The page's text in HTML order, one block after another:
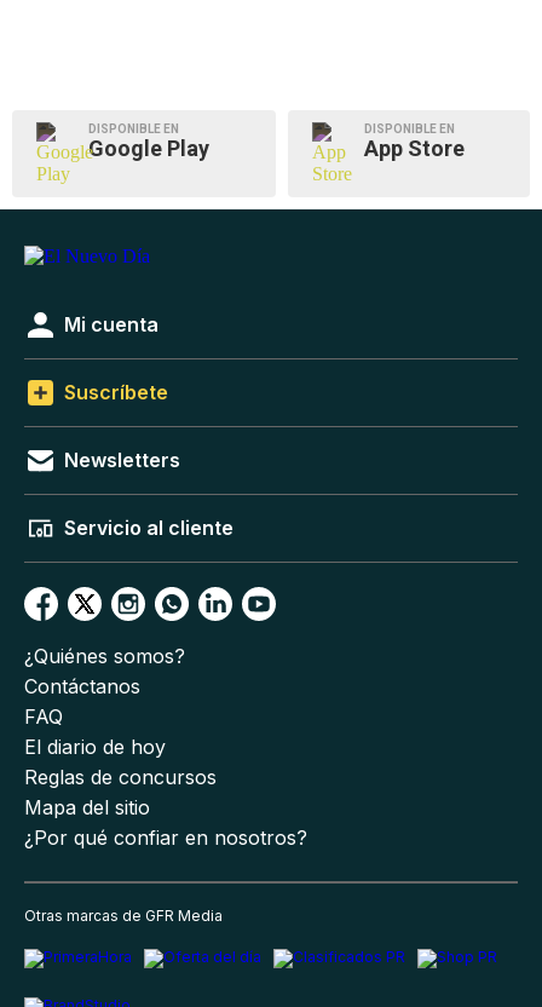
DISPONIBLE EN
Google Play
DISPONIBLE EN
App Store
Mi cuenta
Suscríbete
Newsletters
Servicio al cliente
¿Quiénes somos?
Contáctanos
FAQ
El diario de hoy
Reglas de concursos
Mapa del sitio
¿Por qué confiar en nosotros?
Otras marcas de GFR Media